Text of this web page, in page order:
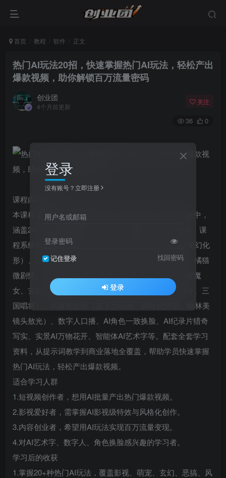
首页 教程 软件 正文
热门AI玩法20招，快速掌握热门AI玩法，轻松产出
爆款视频，助你解锁百万流量密码
创业团
4个月前更新
关注
36 0
课程内容简介
本课程是一套会员专属的AI热门玩法实战课，持续更新中，
涵盖20+种爆款视频制作技巧，助你解锁百万流量密码。课
程系统讲解影视级案例（出塞、阐教12金仙、山海经变幻化
形）、治愈萌宠系列（小老虎揉肚子、萌宠手指孔雀、橘猫
微剧情）、AI特效玩法（美女跳舞、仙女飞天、蝙蝠变魔
女、玄幻神话变幻）、影视恶搞（甄嬛魔改、武侠打斗、三
国唱将）、风格化创作（吉卜力动画、80年代怀旧、格林美
镜头敖光）、数字人口播、AI角色一致换脸、AI纪录片猎奇
写实、实景AI万物花开、智能体AI艺术字等。配套全套学习
资料，从提示词教学到商业落地全覆盖，帮助学员快速掌握
热门AI玩法，轻松产出爆款视频。
适合学习人群
1.短视频创作者，想用AI批量产出热门爆款视频。
2.影视爱好者，需掌握AI影视级特效与风格化创作。
3.内容创业者，希望用AI玩法实现百万流量变现。
4.对AI艺术字、数字人、角色换脸感兴趣的学习者。
学习后的收获
1.掌握20+种热门AI玩法，覆盖影视、萌宠、玄幻、恶搞、风
登录
没有账号？立即注册
用户名或邮箱
登录密码
记住登录 找回密码
登录